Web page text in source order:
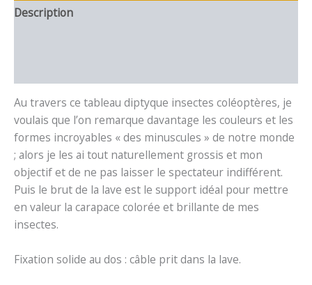
Description
Au travers ce tableau diptyque insectes coléoptères, je
voulais que l’on remarque davantage les couleurs et les
formes incroyables « des minuscules » de notre monde
; alors je les ai tout naturellement grossis et mon
objectif et de ne pas laisser le spectateur indifférent.
Puis le brut de la lave est le support idéal pour mettre
en valeur la carapace colorée et brillante de mes
insectes.
Fixation solide au dos : câble prit dans la lave.